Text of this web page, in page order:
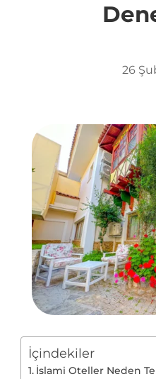
26
İçindekiler
İslami Oteller Neden